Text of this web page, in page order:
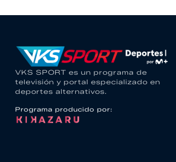
VKS SPORT es un programa de
televisión y portal especializado en
deportes alternativos.
Programa producido por: